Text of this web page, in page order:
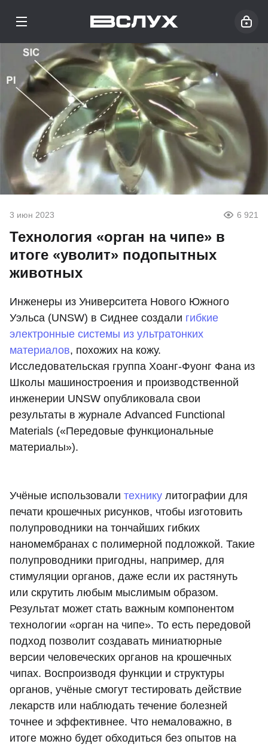
3 июн 2023 6 921
Технология «орган на чипе» в
итоге «уволит» подопытных
животных
Инженеры из Университета Нового Южного
Уэльса (UNSW) в Сиднее создали гибкие
электронные системы из ультратонких
материалов, похожих на кожу.
Исследовательская группа Хоанг-Фуонг Фана из
Школы машиностроения и производственной
инженерии UNSW опубликовала свои
результаты в журнале Advanced Functional
Materials («Передовые функциональные
материалы»).
Учёные использовали технику литографии для
печати крошечных рисунков, чтобы изготовить
полупроводники на тончайших гибких
наномембранах с полимерной подложкой. Такие
полупроводники пригодны, например, для
стимуляции органов, даже если их растянуть
или скрутить любым мыслимым образом.
Результат может стать важным компонентом
технологии «орган на чипе». То есть передовой
подход позволит создавать миниатюрные
версии человеческих органов на крошечных
чипах. Воспроизводя функции и структуры
органов, учёные смогут тестировать действие
лекарств или наблюдать течение болезней
точнее и эффективнее. Что немаловажно, в
итоге можно будет обходиться без опытов на